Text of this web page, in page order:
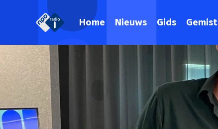
Home Nieuws Gids Gemist